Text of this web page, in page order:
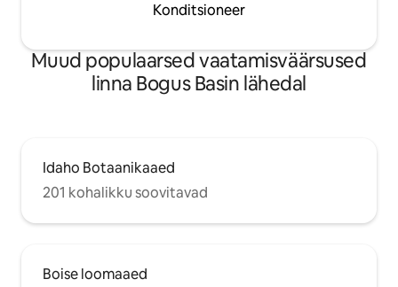
Konditsioneer
Muud populaarsed vaatamisväärsused
linna Bogus Basin lähedal
Idaho Botaanikaaed
201 kohalikku soovitavad
Boise loomaaed